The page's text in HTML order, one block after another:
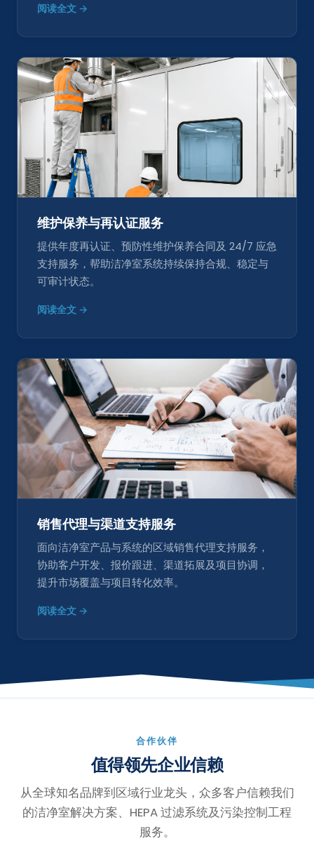
阅读全文 →
维护保养与再认证服务
提供年度再认证、预防性维护保养合同及 24/7 应急
支持服务，帮助洁净室系统持续保持合规、稳定与
可审计状态。
阅读全文 →
销售代理与渠道支持服务
面向洁净室产品与系统的区域销售代理支持服务，
协助客户开发、报价跟进、渠道拓展及项目协调，
提升市场覆盖与项目转化效率。
阅读全文 →
合作伙伴
值得领先企业信赖
从全球知名品牌到区域行业龙头，众多客户信赖我们
的洁净室解决方案、HEPA 过滤系统及污染控制工程
服务。